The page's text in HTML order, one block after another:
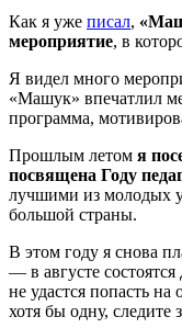
Как я уже писал,
мероприятие, в
Я видел много
«Машук» впечатлил
программа,
Прошлым летом я
посвящена Году
лучшими из молодых
большой страны.
В этом году я снова
— в августе
не удастся попасть
хотя бы одну,